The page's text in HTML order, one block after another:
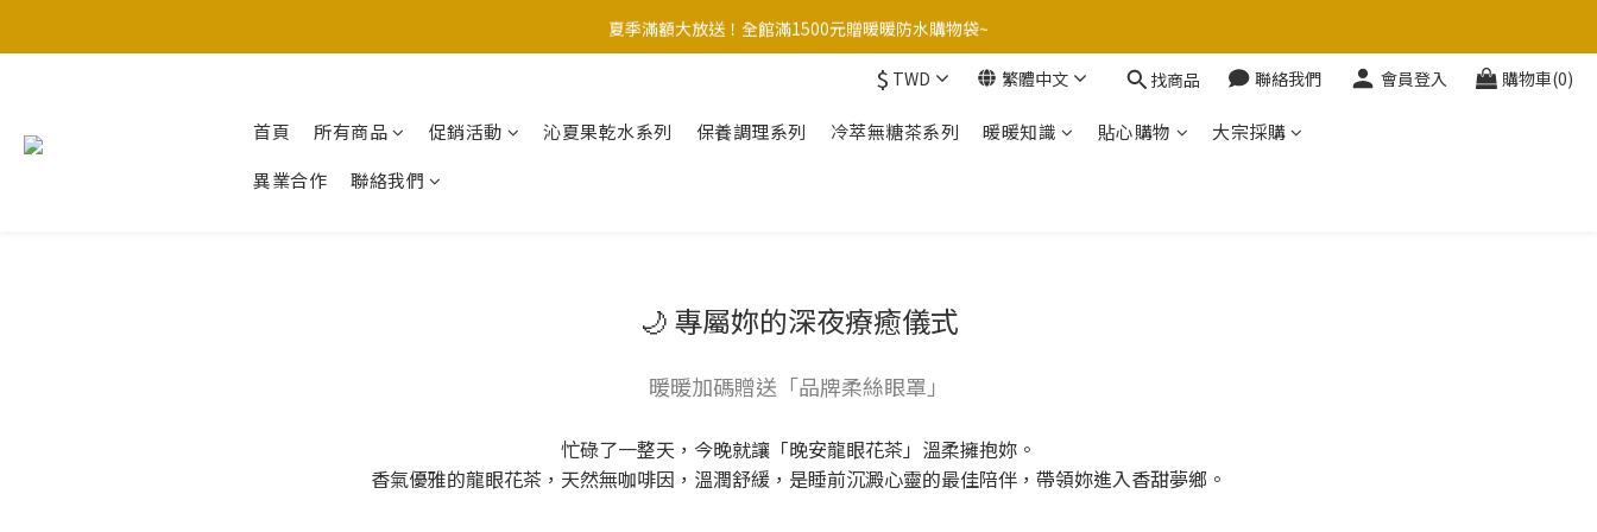
台灣本島滿$999/外島滿$1200/港澳滿$3000 運費我來付！
夏季滿額大放送！全館滿1500元贈暖暖防水購物袋~
台灣本島滿$999/外島滿$1200/港澳滿$3000 運費我來付！
$ TWD 繁體中文 找商品 聯絡我們 會員登入 購物車(0)
首頁 所有商品 促銷活動 沁夏果乾水系列 保養調理系列 冷萃無糖茶系列 暖暖知識 貼心購物
大宗採購
異業合作
聯絡我們
🌙 專屬妳的深夜療癒儀式
暖暖加碼贈送「品牌柔絲眼罩」
忙碌了一整天，今晚就讓「晚安龍眼花茶」溫柔擁抱妳。
香氣優雅的龍眼花茶，天然無咖啡因，溫潤舒緩，是睡前沉澱心靈的最佳陪伴，帶領妳進入香甜夢鄉。